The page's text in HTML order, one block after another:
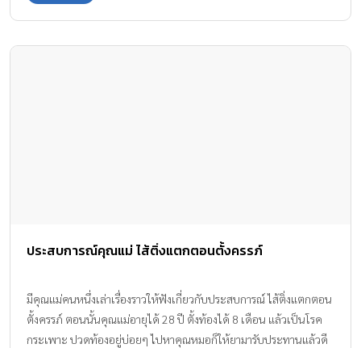
ประสบการณ์คุณแม่ ไส้ติ่งแตกตอนตั้งครรภ์
มีคุณแม่คนหนึ่งเล่าเรื่องราวให้ฟังเกี่ยวกับประสบการณ์ ไส้ติ่งแตกตอน
ตั้งครรภ์ ตอนนั้นคุณแม่อายุได้ 28 ปี ตั้งท้องได้ 8 เดือน แล้วเป็นโรค
กระเพาะ ปวดท้องอยู่บ่อยๆ ไปหาคุณหมอก็ให้ยามารับประทานแล้วดี